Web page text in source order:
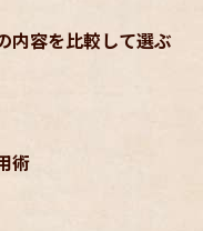
内容を比較して選ぶ
術